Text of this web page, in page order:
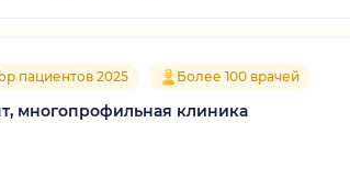
пациентов 2025 Более 100 врачей
многопрофильная клиника